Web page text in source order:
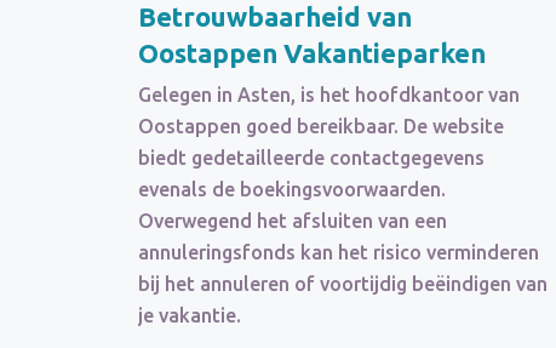
Betrouwbaarheid van
Oostappen Vakantieparken
Gelegen in Asten, is het hoofdkantoor van
Oostappen goed bereikbaar. De website
biedt gedetailleerde contactgegevens
evenals de boekingsvoorwaarden.
Overwegend het afsluiten van een
annuleringsfonds kan het risico verminderen
bij het annuleren of voortijdig beëindigen van
je vakantie.